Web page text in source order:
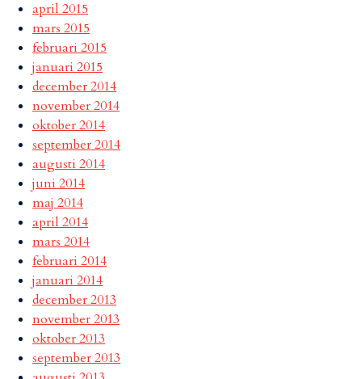
april 2015
mars 2015
februari 2015
januari 2015
december 2014
november 2014
oktober 2014
september 2014
augusti 2014
juni 2014
maj 2014
april 2014
mars 2014
februari 2014
januari 2014
december 2013
november 2013
oktober 2013
september 2013